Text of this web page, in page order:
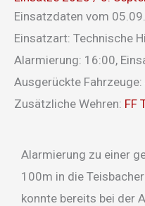
Einsatzdaten vom
Einsatzart: Technische
Alarmierung: 16:00,
Ausgerückte Fahrzeuge:
Zusätzliche Wehren: FF
Alarmierung zu einer
100m in die
konnte bereits bei der